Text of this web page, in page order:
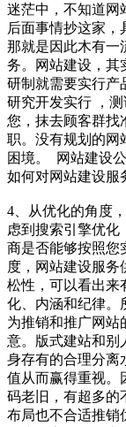
迷茫中，不知道网
后面事情抄这家，
那就是因此木有一
务。网站建设，其
研制就需要实行产
研究开发实行 ，
您，抹去顾客群找
职。没有规划的网
困境。 网站建设
如何对网站建设服
4、从优化的角度
虑到搜索引擎优化
商是否能够按照您
度，网站建设服务
松性，可以看出来
化、内涵和纪律。
为推销和推广网站
意。版式建站和别
身存有的合理分离
值从而赢得重视。
码老旧，有超多的
布局也不合适推销